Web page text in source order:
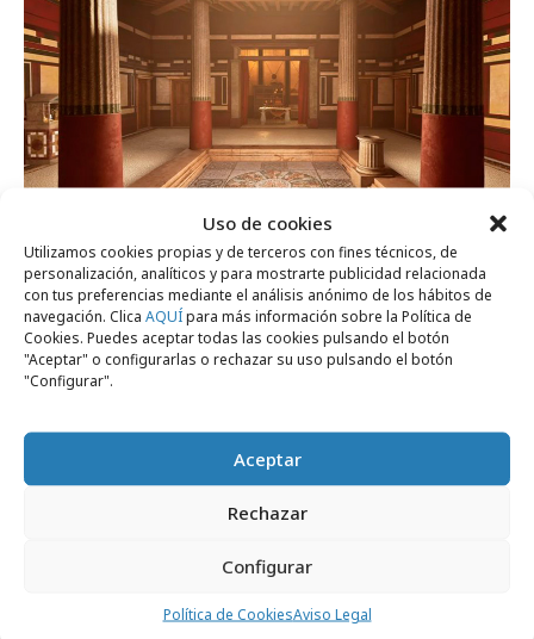
Uso de cookies
Utilizamos cookies propias y de terceros con fines técnicos, de
personalización, analíticos y para mostrarte publicidad relacionada
con tus preferencias mediante el análisis anónimo de los hábitos de
navegación. Clica AQUÍpara más información sobre la Política de
Cookies. Puedes aceptar todas las cookies pulsando el botón
"Aceptar" o configurarlas o rechazar su uso pulsando el botón
"Configurar".
Aceptar
Rechazar
Configurar
Política de CookiesAviso Legal
martes, 30 de junio 2026
Samsung y el Museo Arqueológico recrean
una domus romana